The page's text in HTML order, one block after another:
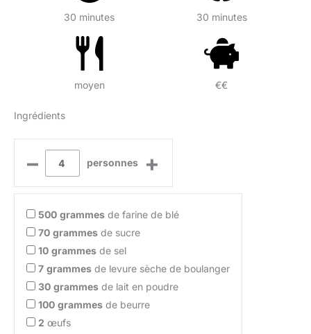
30 minutes 30 minutes
moyen €€
Ingrédients
– personnes +
500 grammes de farine de blé
70 grammes de sucre
10 grammes de sel
7 grammes de levure sèche de boulanger
30 grammes de lait en poudre
100 grammes de beurre
2 œufs